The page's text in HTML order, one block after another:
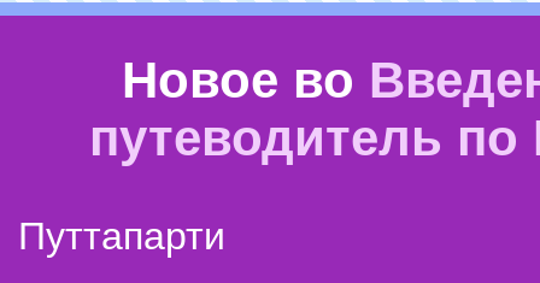
Новое во
путеводитель
Путтапарти